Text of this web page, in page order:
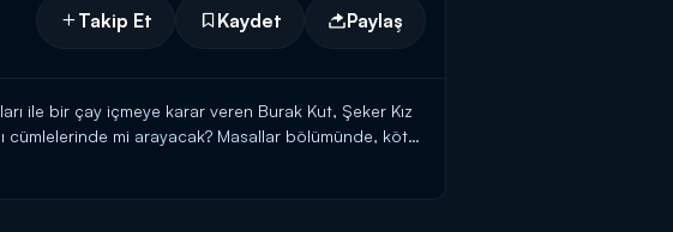
Takip Et Kaydet Paylaş
ile bir çay içmeye karar veren Burak Kut, Şeker Kız
cümlelerinde mi arayacak? Masallar bölümünde, kötü
mi? Ünlülerin Penceresi bölümünde, öğretmeni ile